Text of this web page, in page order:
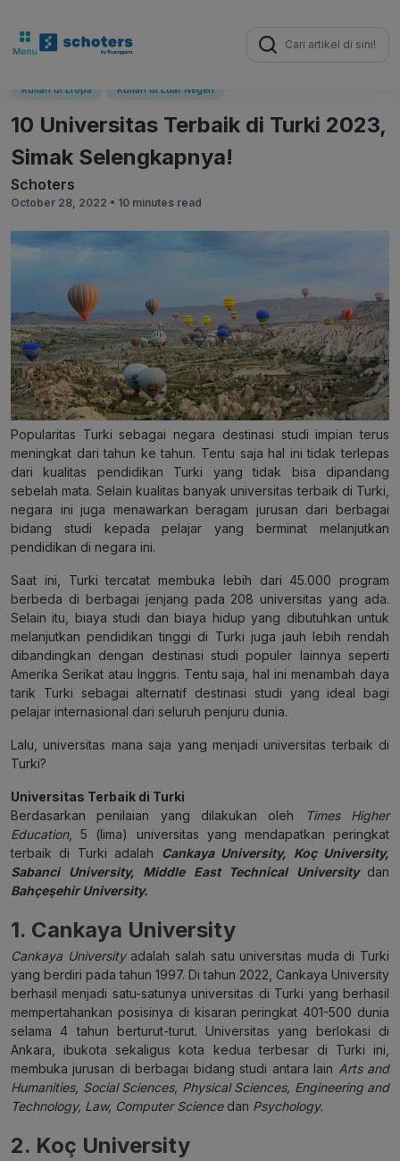
Search
for:
Kuliah di Eropa Kuliah di Luar Negeri
10 Universitas Terbaik di Turki 2023,
Simak Selengkapnya!
Schoters
October 28, 2022 • 10 minutes read
Popularitas Turki sebagai negara destinasi studi impian terus
meningkat dari tahun ke tahun. Tentu saja hal ini tidak terlepas
dari kualitas pendidikan Turki yang tidak bisa dipandang
sebelah mata. Selain kualitas banyak universitas terbaik di Turki,
negara ini juga menawarkan beragam jurusan dari berbagai
bidang studi kepada pelajar yang berminat melanjutkan
pendidikan di negara ini.
Saat ini, Turki tercatat membuka lebih dari 45.000 program
berbeda di berbagai jenjang pada 208 universitas yang ada.
Selain itu, biaya studi dan biaya hidup yang dibutuhkan untuk
melanjutkan pendidikan tinggi di Turki juga jauh lebih rendah
dibandingkan dengan destinasi studi populer lainnya seperti
Amerika Serikat atau Inggris. Tentu saja, hal ini menambah daya
tarik Turki sebagai alternatif destinasi studi yang ideal bagi
pelajar internasional dari seluruh penjuru dunia.
Lalu, universitas mana saja yang menjadi universitas terbaik di
Turki?
Universitas Terbaik di Turki
Berdasarkan penilaian yang dilakukan oleh
Times Higher
Education, 5 (lima) universitas yang mendapatkan peringkat
terbaik di Turki adalah Cankaya University, Koç University,
Sabanci University, Middle East Technical University dan
Bahçeşehir University.
1. Cankaya University
Cankaya Universityadalah salah satu universitas muda di Turki
yang berdiri pada tahun 1997. Di tahun 2022, Cankaya University
berhasil menjadi satu-satunya universitas di Turki yang berhasil
mempertahankan posisinya di kisaran peringkat 401-500 dunia
selama 4 tahun berturut-turut. Universitas yang berlokasi di
Ankara, ibukota sekaligus kota kedua terbesar di Turki ini,
membuka jurusan di berbagai bidang studi antara lain Arts and
Humanities, Social Sciences, Physical Sciences, Engineering and
Technology, Law, Computer Science dan Psychology.
2. Koç University